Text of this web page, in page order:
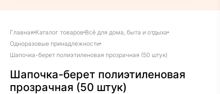
Главная Каталог товаров Всё для дома, быта и отдыха
Одноразовые принадлежности
Шапочка-берет полиэтиленовая прозрачная (50 штук)
Шапочка-берет полиэтиленовая
прозрачная (50 штук)